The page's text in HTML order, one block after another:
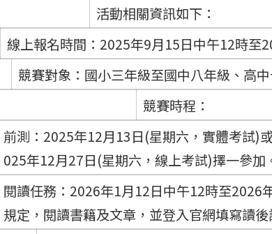
活動相關資訊如下：
線上報名時間：2025年9月15日中午12時至
競賽對象：國小三年級至國中八年級、高
競賽時程：
前測：2025年12月13日(星期六，實體考試)
025年12月27日(星期六，線上考試)擇一參加
閱讀任務：2026年1月12日中午12時至2026
規定，閱讀書籍及文章，並登入官網填寫讀後